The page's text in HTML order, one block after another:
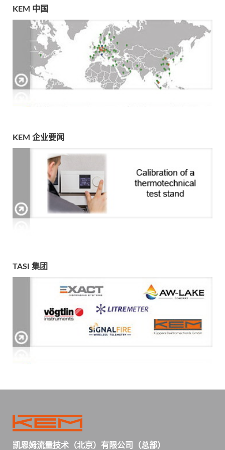
KEM 中国
KEM 企业要闻
TASI 集团
凯恩姆流量技术（北京）有限公司（总部）